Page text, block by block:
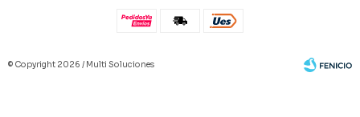
© Copyright 2026 / Multi Soluciones